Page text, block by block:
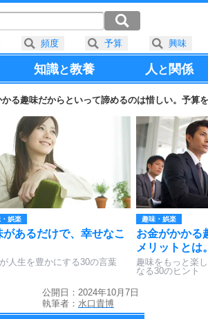
知識と教養 人と 関係
る趣味だからといって諦めるのは惜しい。予算
娯楽
があるだけで、幸せなこ
人生を豊かにする30の言葉
趣味・娯楽
お金がかかる
メリットとは。
趣味をもっと楽
なる30のヒント
公開日：2024年10月7日
執筆者： 水口貴博
頻度 予算 興味